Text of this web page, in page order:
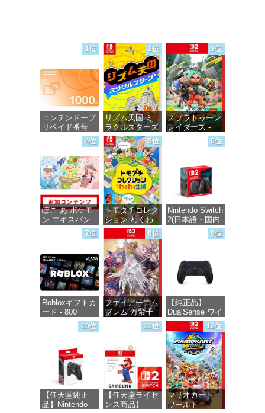
1位
ニンテンドープ
リペイド番号
1000円|オンラ
インコード版
価格：¥1,000
2位
リズム天国 ミ
ラクルスターズ
-Switch
価格：¥5,645
3位
スプラトゥーン
レイダース -
4位
ぽこ あ ポケモ
ン エキスパン
ションパス|オン
ラインコード版
価格：¥4,400
5位
トモダチコレク
ション わくわ
く生活 -Switch
価格：¥6,145
6位
Nintendo Switch
2(日本語・国内
7位
Robloxギフトカ
ード - 800
Robux 【限定バ
ーチャルアイテ
【オンラインゲ
ームコード】
ロブロックス |
オンラインコー
ド版
価格：¥1,300
8位
ファイアーエム
ブレム 万紫千
紅 -Switch2
9位
【純正品】
DualSense ワイ
ヤレスコントロ
ーラー ミッド
ナイト ブラッ
ク(CFI-
ZCT2J01)
価格：¥10,737
10位
【任天堂純正
品】Nintendo
11位
【任天堂ライセ
ンス商品】
12位
マリオカート
ワールド -